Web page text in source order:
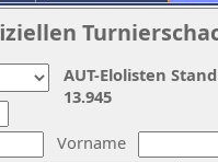
Vorname
AUT-Elolisten
13.945